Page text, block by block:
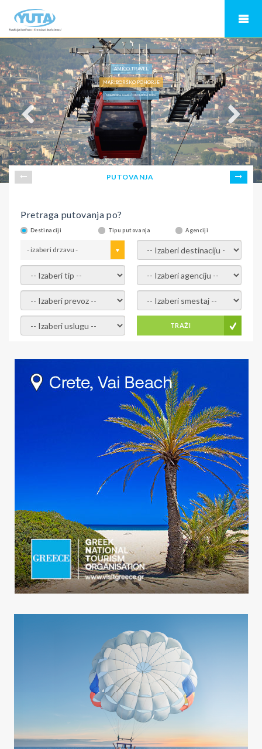
AMIGO TRAVEL
MARIBORSKO POHORJE
MARIBOR & GRAC ČOKOLADNA TURA
PUTOVANJA
Pretraga putovanja po?
Destinaciji Tipu putovanja Agenciji
- izaberi drzavu - - izaberi destinaciju -
- izaberi tip - - izaberi agenciju -
- izaberi prevoz - - Izaberite smestaj -
- Izaberite uslugu - TRAŽI